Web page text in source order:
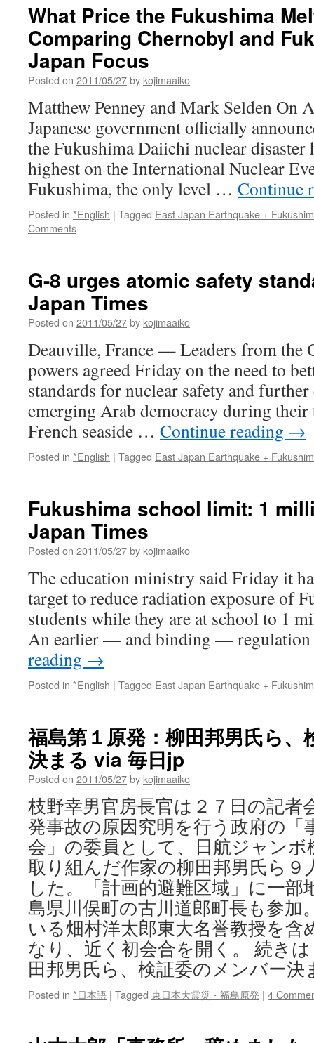
What Price the Fukushima
Comparing Chernobyl and
Japan Focus
Posted on 2011/05/27by kojimaaiko
Matthew Penney and Mark Selden On
Japanese government officially
the Fukushima Daiichi nuclear disaster
highest on the International Nuclear
Fukushima, the only level … Continue
Posted in *English | Tagged East Japan Earthquake +
Comments
G-8 urges atomic safety
Japan Times
Posted on 2011/05/27by kojimaaiko
Deauville, France — Leaders from the
powers agreed Friday on the need to
standards for nuclear safety and
emerging Arab democracy during
French seaside … Continue reading →
Posted in *English | Tagged East Japan Earthquake +
Fukushima school limit: 1
Japan Times
Posted on 2011/05/27by kojimaaiko
The education ministry said Friday it
target to reduce radiation exposure of
students while they are at school to 1
An earlier — and binding —
reading →
Posted in *English | Tagged East Japan Earthquake +
福島第１原発：柳田邦男氏ら
決まる via 毎日jp
Posted on 2011/05/27by kojimaaiko
枝野幸男官房長官は２７日の記者
発事故の原因究明を行う政府の「
会」の委員として、日航ジャン
取り組んだ作家の柳田邦男氏ら９
した。「計画的避難区域」に一部
島県川俣町の古川道郎町長も参加
いる畑村洋太郎東大名誉教授を含
なり、近く初会合を開く。 続き
田邦男氏ら、検証委のメンバー
Posted in *日本語 | Tagged 東日本大震災・福島原発 | 4